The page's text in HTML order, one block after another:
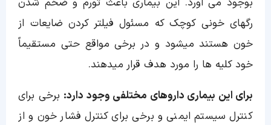
رگهای خونی کوچک که مسئول فیلتر کردن ضایعات از
خون هستند میشود و در برخی مواقع حتی مستقیماً
خود کلیه ها را مورد هدف قرار میدهند.
برای این بیماری داروهای مختلفی وجود دارد: برخی برای
کنترل سیستم ایمنی و برخی برای کنترل فشار خون و از